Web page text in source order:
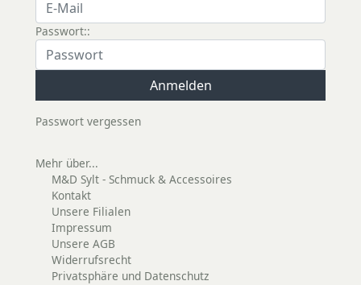
Passwort::
Passwort vergessen
Mehr über...
M&D Sylt - Schmuck & Accessoires
Kontakt
Unsere Filialen
Impressum
Unsere AGB
Widerrufsrecht
Privatsphäre und Datenschutz